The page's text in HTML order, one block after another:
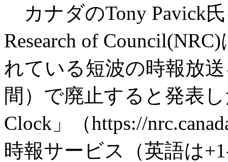
カナダのTony Pavick
Research of
れている短波の時報放
間）で廃止すると発表
Clock」（https://
時報サービス（英語は